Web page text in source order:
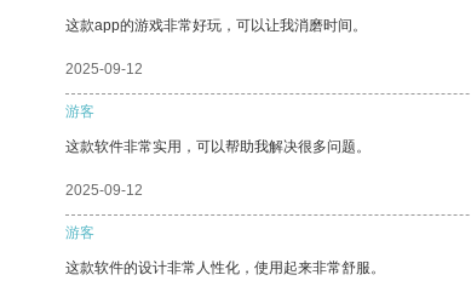
这款app的游戏非常好玩，可以让我消磨时间。
2025-09-12
游客
这款软件非常实用，可以帮助我解决很多问题。
2025-09-12
游客
这款软件的设计非常人性化，使用起来非常舒服。